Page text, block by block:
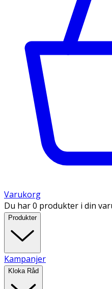
Varukorg
Du har 0 produkter i din
Produkter
Kampanjer
Kloka Råd